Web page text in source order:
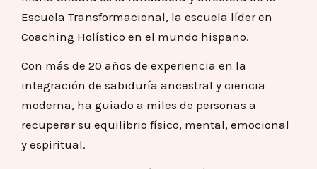
Escuela Transformacional, la escuela líder en
Coaching Holístico en el mundo hispano.
Con más de 20 años de experiencia en la
integración de sabiduría ancestral y ciencia
moderna, ha guiado a miles de personas a
recuperar su equilibrio físico, mental, emocional
y espiritual.